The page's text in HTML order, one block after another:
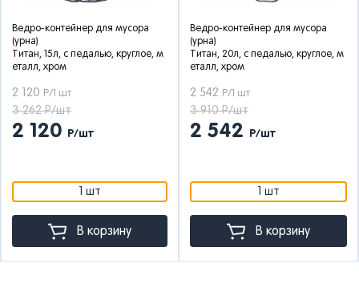
Ведро-контейнер для мусора
(урна)
Титан, 15л, с педалью, круглое, м
еталл, хром
2 120 Р/1 шт
3 262 Р/шт
2 120 Р/шт
1 шт
В корзину
Ведро-контейнер для мусора
(урна)
Титан, 20л, с педалью, круглое, м
еталл, хром
2 542 Р/1 шт
3 910 Р/шт
2 542 Р/шт
1 шт
В корзину